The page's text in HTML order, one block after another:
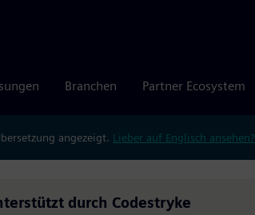
Branchen Partner Ecosystem
angezeigt. Lieber auf Englisch ansehen?
durch Codestryke